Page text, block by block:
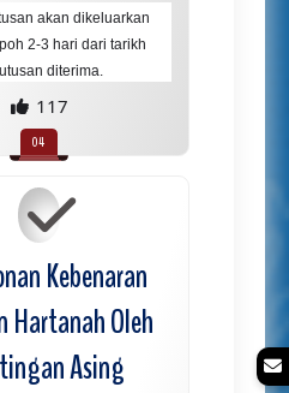
akan dikeluarkan
2-3 hari dari tarikh
diterima.
117
Kebenaran
Hartanah Oleh
Asing